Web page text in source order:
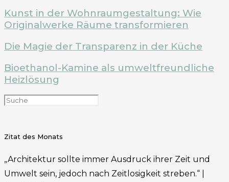
Kunst in der Wohnraumgestaltung: Wie
Originalwerke Räume transformieren
Die Magie der Transparenz in der Küche
Bioethanol-Kamine als umweltfreundliche
Heizlösung
Zitat des Monats
„Architektur sollte immer Ausdruck ihrer Zeit und
Umwelt sein, jedoch nach Zeitlosigkeit streben.“ |